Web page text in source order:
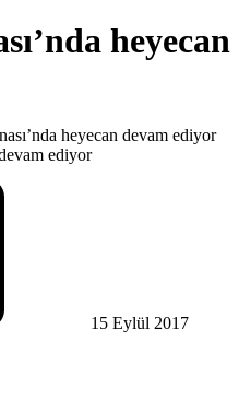
heyecan
heyecan devam ediyor
15 Eylül 2017